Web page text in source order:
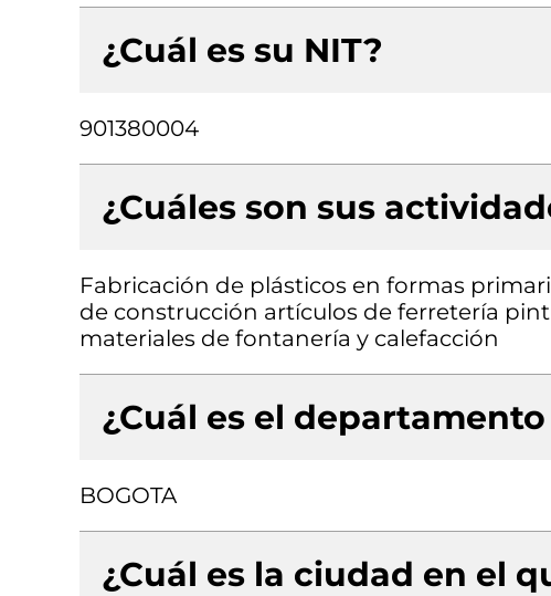
¿Cuál es su NIT?
901380004
¿Cuáles son sus
Fabricación de plásticos en formas
de construcción artículos de ferretería
materiales de fontanería y calefacción
¿Cuál es el
BOGOTA
¿Cuál es la ciudad en el